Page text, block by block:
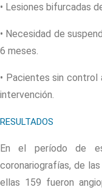
• Lesiones bifurcadas
• Necesidad de
6 meses.
• Pacientes sin
intervención.
RESULTADOS
En el período de
coronariografías, de
ellas 159 fueron